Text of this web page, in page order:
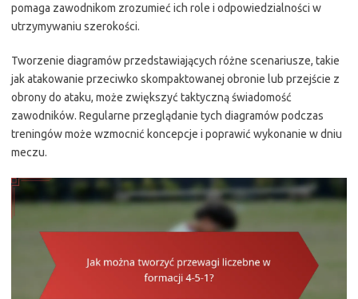
pomaga zawodnikom zrozumieć ich role i odpowiedzialności w
utrzymywaniu szerokości.
Tworzenie diagramów przedstawiających różne scenariusze, takie
jak atakowanie przeciwko skompaktowanej obronie lub przejście z
obrony do ataku, może zwiększyć taktyczną świadomość
zawodników. Regularne przeglądanie tych diagramów podczas
treningów może wzmocnić koncepcje i poprawić wykonanie w dniu
meczu.